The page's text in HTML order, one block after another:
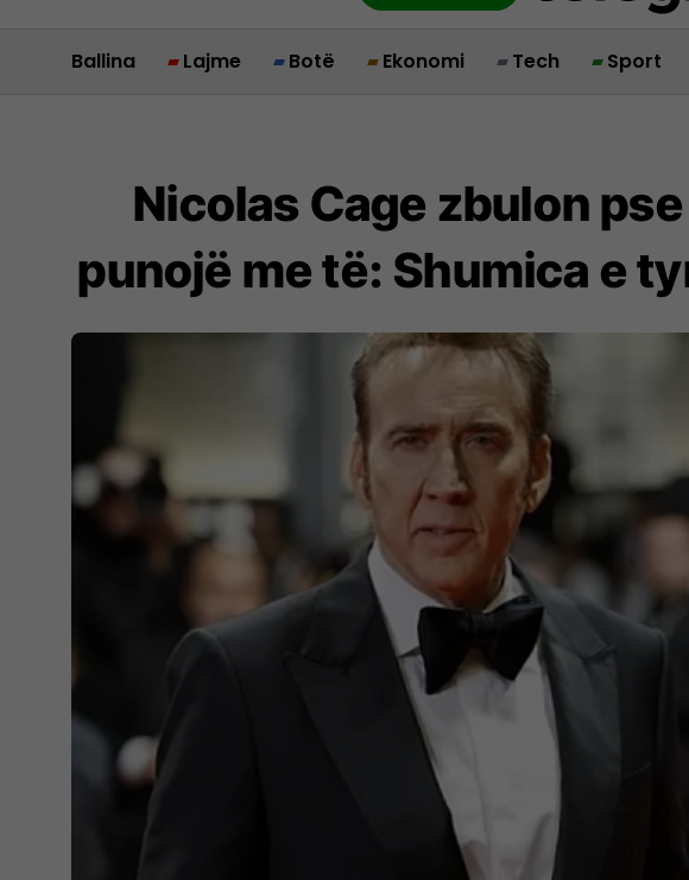
Ballina Lajme Botë Ekonomi Tech Sport
Nicolas Cage zbulon
punojë me të: Shumica e